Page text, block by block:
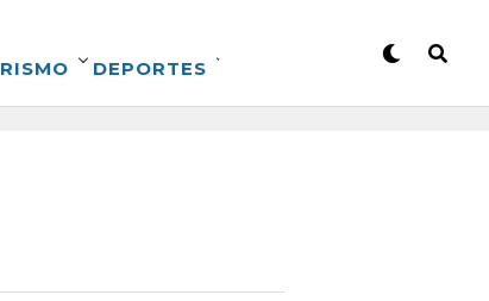
DEPORTES